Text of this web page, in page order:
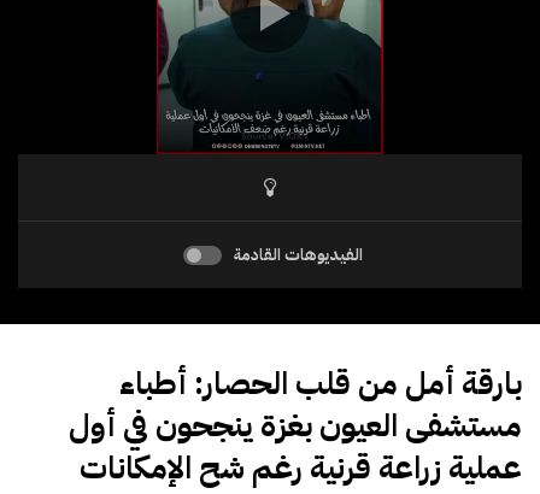
الفيديوهات القادمة
بارقة أمل من قلب الحصار: أطباء
مستشفى العيون بغزة ينجحون في أول
عملية زراعة قرنية رغم شح الإمكانات